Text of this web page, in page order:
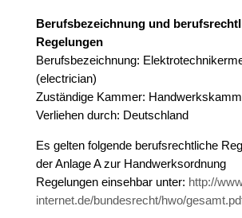
Berufsbezeichnung und
Regelungen
Berufsbezeichnung:
(electrician)
Zuständige Kammer:
Verliehen durch: Deutschland
Es gelten folgende berufsrechtliche
der Anlage A zur Handwerksordnung
Regelungen einsehbar unter: http://
internet.de/bundesrecht/hwo/